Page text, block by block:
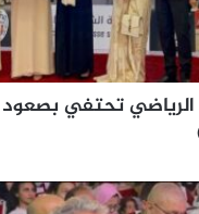
تحتفي